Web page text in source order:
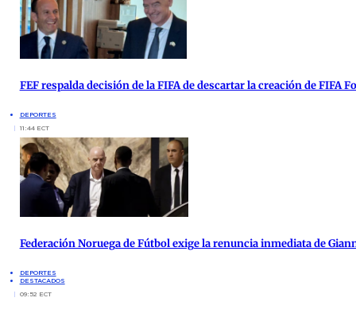
FEF respalda decisión de la FIFA de descartar la creación de FIFA
DEPORTES
11:44 ECT
Federación Noruega de Fútbol exige la renuncia inmediata de
DEPORTES
DESTACADOS
09:52 ECT